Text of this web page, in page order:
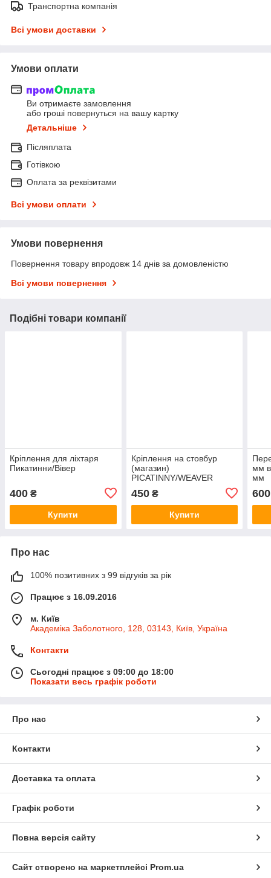
Транспортна компанія
Всі умови доставки
Умови оплати
Ви отримаєте замовлення
або гроші повернуться на вашу картку
Детальніше
Післяплата
Готівкою
Оплата за реквізитами
Всі умови оплати
Умови повернення
Повернення товару впродовж 14 днів за домовленістю
Всі умови повернення
Подібні товари компанії
Кріплення для ліхтаря
Пикатинни/Вівер
400 ₴
Купити
Кріплення на стовбур
(магазин)
PICATINNY/WEAVER
450₴
Купити
мм
мм
600
Про нас
100% позитивних з 99 відгуків за рік
Працює з 16.09.2016
м. Київ
Академіка Заболотного, 128, 03143, Київ, Україна
Контакти
Сьогодні працює з 09:00 до 18:00
Показати весь графік роботи
Про нас
Контакти
Доставка та оплата
Графік роботи
Повна версія сайту
Сайт створено на маркетплейсі Prom.ua